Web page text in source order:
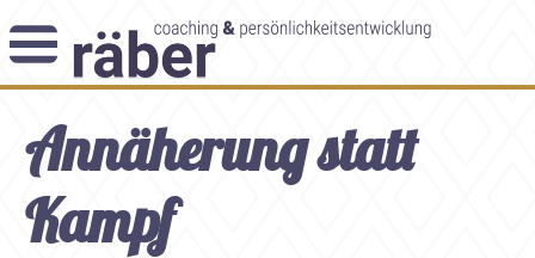
Themenblog
Angebot
Coaching-Impulse
Annäherung statt
Kampf